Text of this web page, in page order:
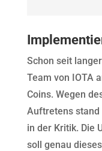
Schon seit
Team von IOTA
Coins. Wegen
Auftretens stand
in der Kritik. Die
soll genau